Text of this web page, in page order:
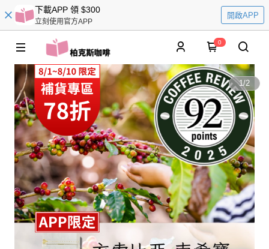
下載APP 領 $300
立刻使用官方APP
開啟APP
0
1/2